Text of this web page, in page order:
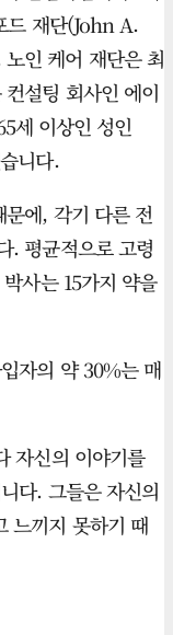
드 재단(John A.
인 케어 재단은 최
설팅 회사인 에이
세 이상인 성인
니다.
에, 각기 다른 전
. 평균적으로 고령
사는 15가지 약을
자의 약 30%는 매
자신의 이야기를
다. 그들은 자신의
느끼지 못하기 때